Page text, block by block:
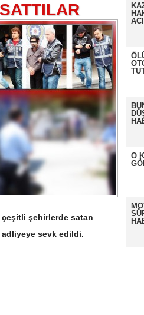
O
çeşitli şehirlerde satan
adliyeye sevk edildi.